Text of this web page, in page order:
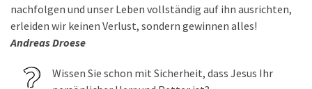
nachfolgen und unser Leben vollständig auf ihn ausrichten,
erleiden wir keinen Verlust, sondern gewinnen alles!
Andreas Droese
Wissen Sie schon mit Sicherheit, dass Jesus Ihr